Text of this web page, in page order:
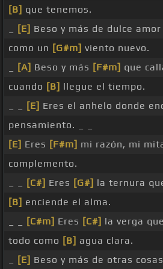
[B] que tenemos.
[E] Beso y más de dulce
como un [G#m] viento nuevo.
[A] Beso y más [F#m] que
cuando [B] llegue el tiempo.
[E] Eres el anhelo donde
pensamiento. _ _
[E] Eres [F#m] mi razón, mi
complemento.
[C#] Eres [G#] la ternura
[B] enciende el alma.
[C#m] Eres [C#] la verga
todo como [B] agua clara.
[E] Beso y más de otras